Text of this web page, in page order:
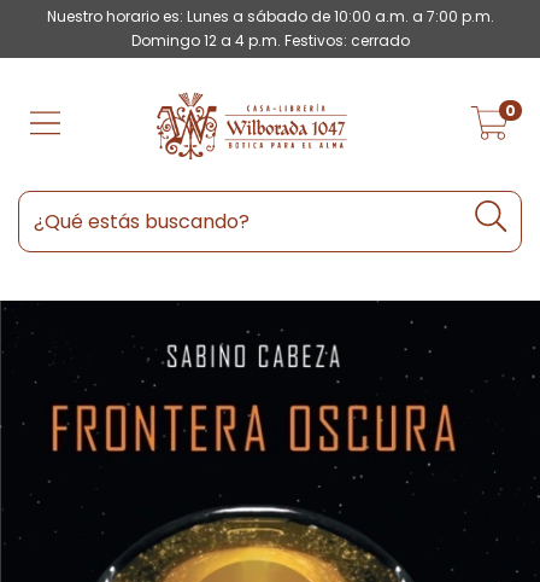
Nuestro horario es: Lunes a sábado de 10:00 a.m. a 7:00 p.m.
Domingo 12 a 4 p.m. Festivos: cerrado
0